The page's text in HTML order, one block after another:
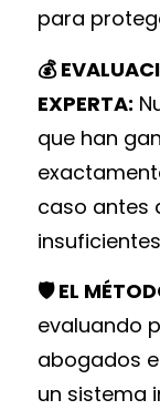
para
💰
EXPERTA:
que han
caso antes
insuficientes
🛡️ EL
evaluando
abogados
un sistema